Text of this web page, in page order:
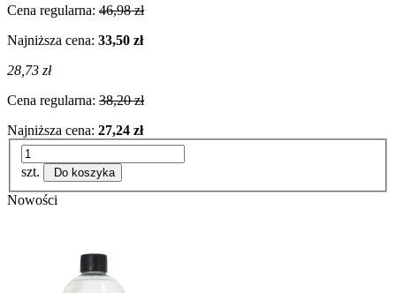
Cena regularna: 46,98 zł
Najniższa cena: 33,50 zł
28,73 zł
Cena regularna: 38,20 zł
Najniższa cena: 27,24 zł
szt. Do koszyka
Nowości